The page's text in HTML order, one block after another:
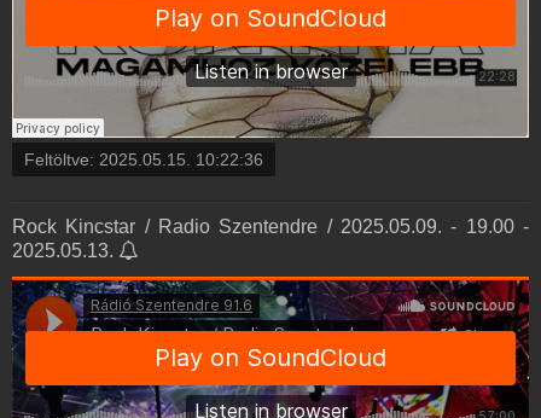
Feltöltve: 2025.05.15. 10:22:36
Rock Kincstar / Radio Szentendre / 2025.05.09. - 19.00 -
2025.05.13.